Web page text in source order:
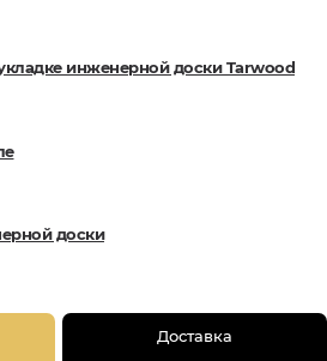
инженерной доски Tarwood
доски
Доставка